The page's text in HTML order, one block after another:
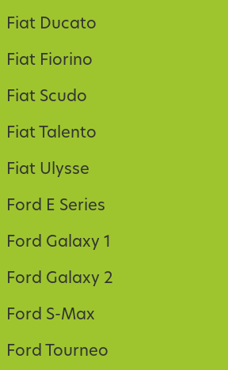
Fiat Ducato
Fiat Fiorino
Fiat Scudo
Fiat Talento
Fiat Ulysse
Ford E Series
Ford Galaxy 1
Ford Galaxy 2
Ford S-Max
Ford Tourneo